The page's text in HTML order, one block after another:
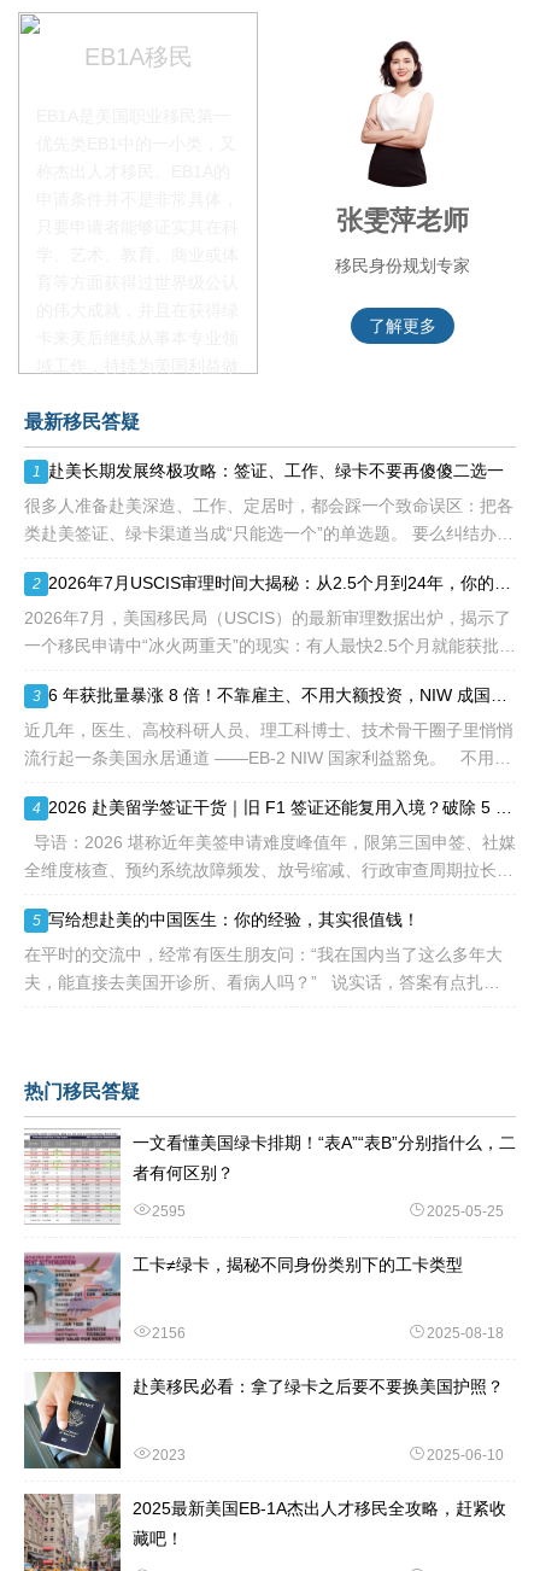
EB1A移民
额占全球移民签证配额的
28.6%，即大约4万个移民
签证，都会用于满足"优
先"移民类别的申请。EB1A
不需要雇主支持、不用办理
等的限制，所以也愈来愈受
到中国杰出人才的青睐。
张雯萍老师
移民身份规划专家
了解更多
最新移民答疑
1
赴美长期发展终极攻略：签证、工作、绿卡不要再傻傻二选一
很多人准备赴美深造、工作、定居时，都会踩一个致命误区：把各
类赴美签证、绿卡渠道当成“只能选一个”的单选题。 要么纠结办哪
突、白白浪费几年
2
2026年7月，美国移民局（USCIS）的最新审理数据出炉，揭示了
一个移民申请中“冰火两重天”的现实：有人最快2.5个月就能获批，
一
3
近几年，医生、高校科研人员、理工科博士、技术骨干圈子里悄悄
流行起一条美国永居通道 ——EB-2 NIW 国家利益豁免。 不用提
4
全维度核查、预约系统故障频发、放号缩减、行政审查周期拉长，
5 写给想赴美的中国医生：你的经验，其实很值钱！
在平时的交流中，经常有医生朋友问：“我在国内当了这么多年大
夫，能直接去美国开诊所、看病人吗？” 说实话，答案有点扎
热门移民答疑
一文看懂美国绿卡排期！“表A”“表B”分别指什么，二
者有何区别？
2595 2025-05-25
工卡≠绿卡，揭秘不同身份类别下的工卡类型
2156 2025-08-18
赴美移民必看：拿了绿卡之后要不要换美国护照？
2023 2025-06-10
2025最新美国EB-1A杰出人才移民全攻略，赶紧收
藏吧！